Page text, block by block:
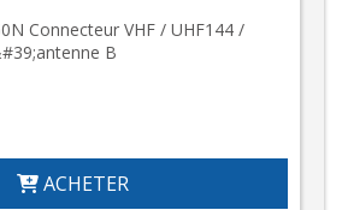
Connecteur VHF / UHF144 /
B
ACHETER